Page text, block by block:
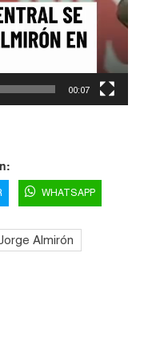
00:07
WHATSAPP
Almirón